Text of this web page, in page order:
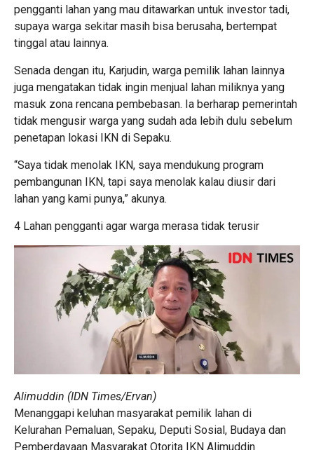
pengganti lahan yang mau ditawarkan untuk investor tadi,
supaya warga sekitar masih bisa berusaha, bertempat
tinggal atau lainnya.
Senada dengan itu, Karjudin, warga pemilik lahan lainnya
juga mengatakan tidak ingin menjual lahan miliknya yang
masuk zona rencana pembebasan. Ia berharap pemerintah
tidak mengusir warga yang sudah ada lebih dulu sebelum
penetapan lokasi IKN di Sepaku.
“Saya tidak menolak IKN, saya mendukung program
pembangunan IKN, tapi saya menolak kalau diusir dari
lahan yang kami punya,” akunya.
4 Lahan pengganti agar warga merasa tidak terusir
Alimuddin (IDN Times/Ervan)
Menanggapi keluhan masyarakat pemilik lahan di
Kelurahan Pemaluan, Sepaku, Deputi Sosial, Budaya dan
Pemberdayaan Masyarakat Otorita IKN Alimuddin